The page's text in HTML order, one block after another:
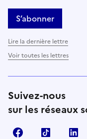
S’abonner
Lire la dernière lettre
Voir toutes les lettres
Suivez-nous
sur les réseaux
FacebookTikTok